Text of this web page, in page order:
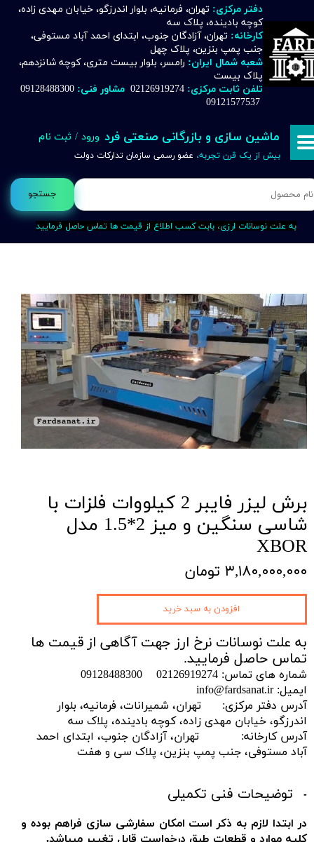
جستجو
دفتر مرکزی: تهران، فرمانیه، بلوار اندرزگو، خیابان مهدی زاده،
کوچه بادینده، پلاک سه
کارخانه: تهران، آزادگان جنوب، ابتدای احمد آباد مستوفی،
جنب پمپ بنزین، پلاک چهل
شعبه شمال ایران: رامسر، بلوار بیست متری، کوچه شانزدهم،
پلاک بیست
تلفن ثابت مرکزی: 02126919274 مشاور فنی:
09121577537
ماشین سازی و بازرگانی صنعتی فرد
بیش از یک قرن تجربه، عضو رسمی سازمان تدارکات دولت
ورود / ثبت نام
حساب کاربری من
تغییر گذر واژه
خروج از حساب کاربری
به علت نوسانات ارزی، بابت کسب اطلاع از قیمت ها تماس حاصل فرمایید
برش لیزر فایبر 2 کیلووات فلزات با
شاسی سنگین و میز 2*1.5 مدل
XBOR
۳,۱۸۰,۰۰۰,۰۰۰ تومان
به علت نوسانات نرخ ارز جهت آگاهی از قیمت ها
تماس حاصل فرمایید.
شماره های تماس: 02126919274 09128488300
ایمیل: info@fardsanat.ir
آدرس دفتر مرکزی: تهران، شمیرانات، فرمانیه، بلوار
اندرزگو، خیابان مهدی زاده، کوچه بادینده، پلاک سه
آدرس کارخانه: تهران، آزادگان جنوب، ابتدای احمد
آباد مستوفی، جنب پمپ بنزین، پلاک سی و هفت
افزودن به سبد خرید
توضیحات فنی تکمیلی
در ابتدا لازم به ذکر است امکان سفارشی سازی فراهم بوده و
کلیه موارد و قطعات طبق درخواست قابل تغییر میباشد.